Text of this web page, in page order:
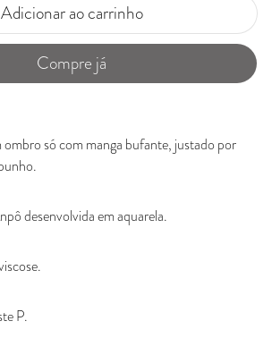
Adicionar ao carrinho
Compre já
só com manga bufante, justado por
desenvolvida em aquarela.
P.